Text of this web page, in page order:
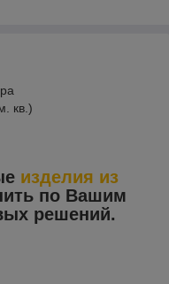
кв.)
изделия из
по Вашим
решений.